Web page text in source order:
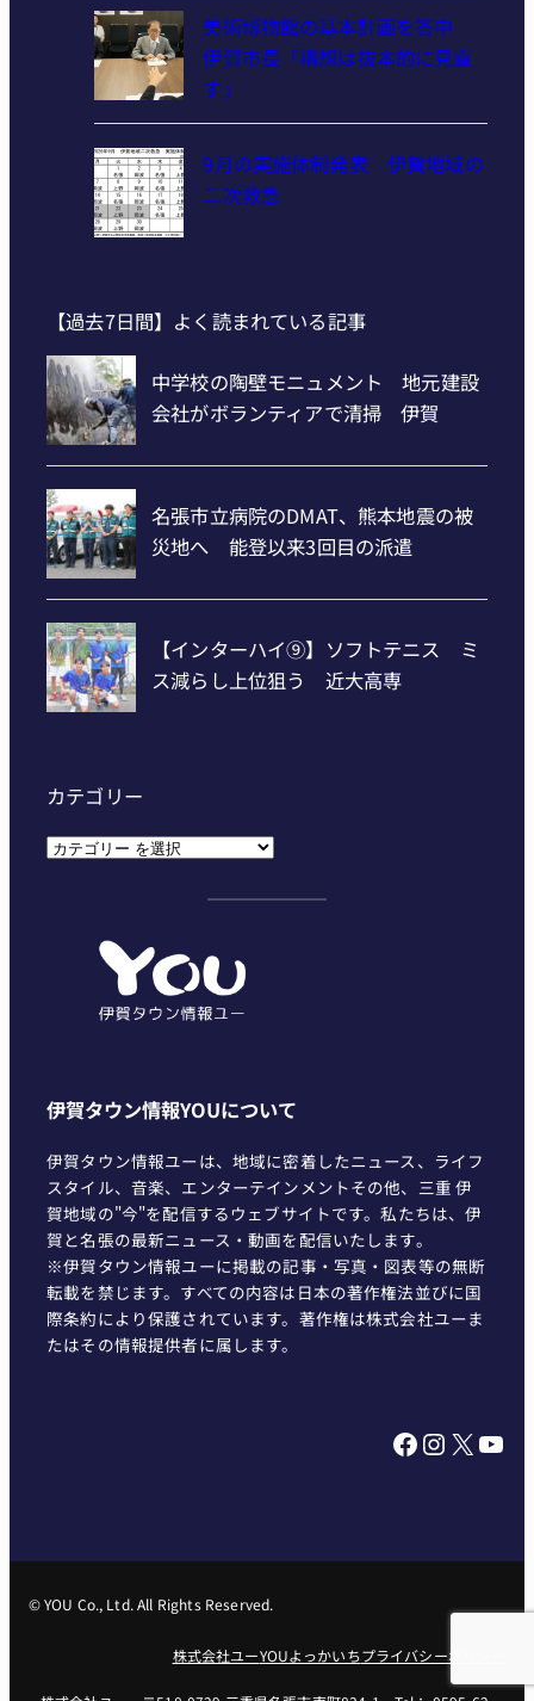
美術博物館の基本計画を答申
伊賀市長「構想は抜本的に見直
す」
9月の実施体制発表 伊賀地域の
二次救急
【過去7日間】よく読まれている記事
カテゴリー
カ
伊賀タウン情報YOUについて
伊賀タウン情報ユーは、地域に密着したニュース、ライフ
スタイル、音楽、エンターテインメントその他、三重 伊
賀地域の"今"を配信するウェブサイトです。私たちは、伊
賀と名張の最新ニュース・動画を配信いたします。
※伊賀タウン情報ユーに掲載の記事・写真・図表等の無断
転載を禁じます。すべての内容は日本の著作権法並びに国
際条約により保護されています。著作権は株式会社ユーま
たはその情報提供者に属します。
Facebook InstagramX YouTube
© YOU Co., Ltd. All Rights Reserved.
株式会社ユーYOUよっかいちプライバシーポリシー